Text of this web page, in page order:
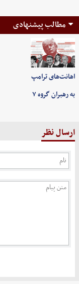
مطالب پیشنهادی
اهانت‌های ترامپ
به رهبران گروه ۷
ارسال نظر